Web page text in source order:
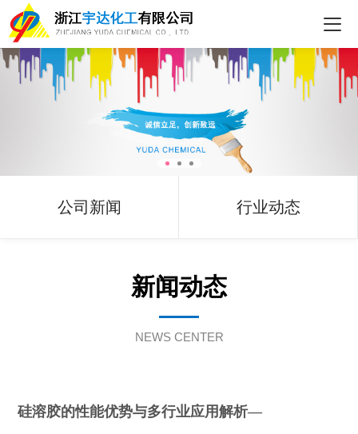
公司新闻 行业动态
新闻动态
NEWS CENTER
硅溶胶的性能优势与多行业应用解析—